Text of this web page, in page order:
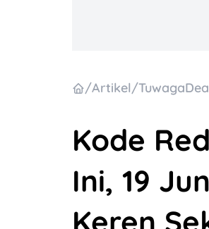
/Artikel/
Kode
Ini, 19